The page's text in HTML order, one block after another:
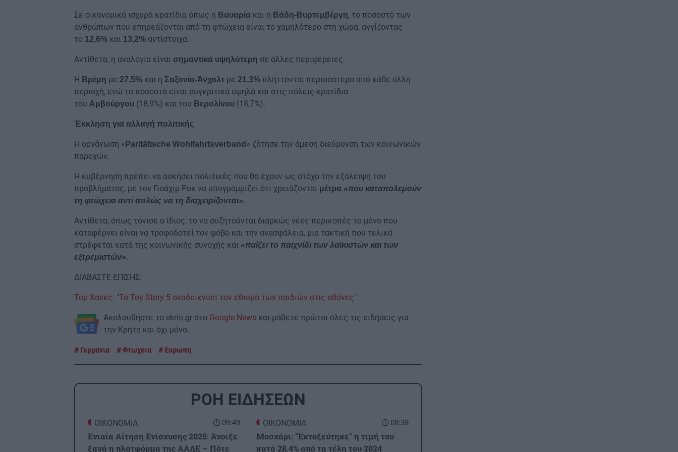
Σε οικονομικά ισχυρά κρατίδια όπως η Βαυαρία και η Βάδη-Βυρτεμβέργη, το ποσοστό των
ανθρώπων που επηρεάζονται από τη φτώχεια είναι το χαμηλότερο στη χώρα, αγγίζοντας
το 12,6% και 13,2% αντίστοιχα.
Αντίθετα, η αναλογία είναι σημαντικά υψηλότερη σε άλλες περιφέρειες.
Η Βρέμη με 27,5% και η Σαξονία-Άνχαλτ με 21,3% πλήττονται περισσότερο από κάθε άλλη
περιοχή, ενώ τα ποσοστά είναι συγκριτικά υψηλά και στις πόλεις-κρατίδια
του Αμβούργου (18,9%) και του Βερολίνου (18,7%).
Έκκληση για αλλαγή πολιτικής
Η οργάνωση « Paritätische Wohlfahrtsverband » ζήτησε την άμεση διεύρυνση των κοινωνικών
παροχών.
Η κυβέρνηση πρέπει να ασκήσει πολιτικές που θα έχουν ως στόχο την εξάλειψη του
προβλήματος, με τον Γιοάχιμ Ροκ να υπογραμμίζει ότι χρειάζονται μέτρα «που καταπολεμούν
τη φτώχεια αντί απλώς να τη διαχειρίζονται».
Αντίθετα, όπως τόνισε ο ίδιος, το να συζητούνται διαρκώς νέες περικοπές το μόνο που
καταφέρνει είναι να τροφοδοτεί τον φόβο και την ανασφάλεια, μια τακτική που τελικά
στρέφεται κατά της κοινωνικής συνοχής και «παίζει το παιχνίδι των λαϊκιστών και των
εξτρεμιστών».
ΔΙΑΒΑΣΤΕ ΕΠΙΣΗΣ:
Τομ Χανκς: "Το Toy Story 5 αναδεικνύει τον εθισμό των παιδιών στις οθόνες"
Ακολουθήστε το ekriti.gr στο Google News και μάθετε πρώτοι όλες τις ειδήσεις για
την Κρήτη και όχι μόνο.
Γερμανια Φτωχεια Ευρωπη
ΡΟΗ ΕΙΔΗΣΕΩΝ
09:49
ΟΙΚΟΝΟΜΙΑ
Ενιαία Αίτηση Ενίσχυσης 2025: Άνοιξε
ξανά η πλατφόρμα της ΑΑΔΕ – Πότε
08:38
ΟΙΚΟΝΟΜΙΑ
Μοσχάρι: "Εκτοξεύτηκε" η τιμή του
κατά 28,4% από τα τέλη του 2024